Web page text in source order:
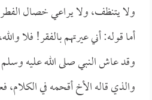
ولا يتنظف، ولا يراعي خصال
أما قوله: أني عيرتهم بالفقر! فلا
وقد عاش النبي صلى الله عليه وسلم
والذي قاله الأخ أقحمه في الكلام،